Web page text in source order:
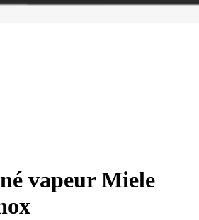
vapeur Miele